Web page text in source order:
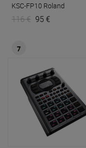
KSC-FP10 Roland
116 € 95 €
7